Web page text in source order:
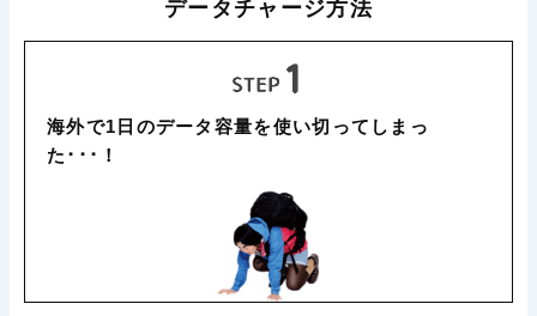
データチャージ方法
海外で1日のデータ容量を使い切ってしまっ
た･･･！